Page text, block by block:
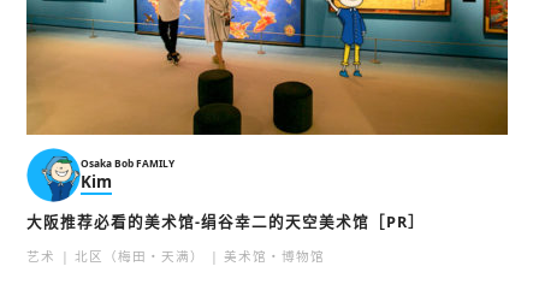
Osaka Bob FAMILY
Kim
大阪推荐必看的美术馆-绢谷幸二的天空美术馆［PR］
艺术 北区（梅田・天满） 美术馆・博物馆